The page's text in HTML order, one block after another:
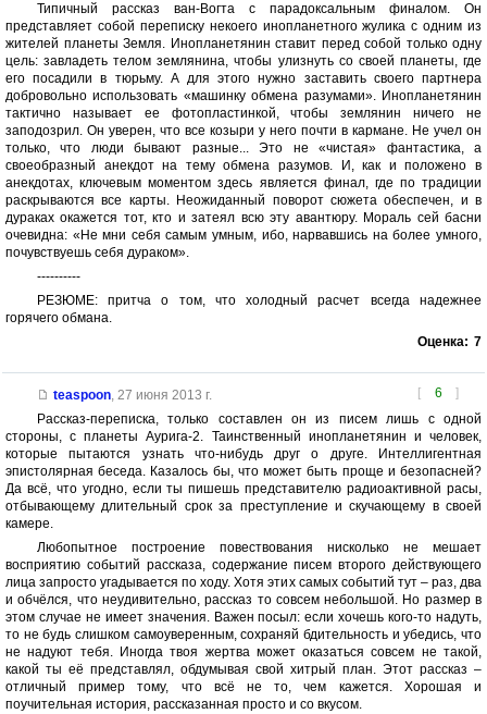
Типичный рассказ ван-Вогта с парадоксальным финалом. Он
представляет собой переписку некоего инопланетного жулика с одним из
жителей планеты Земля. Инопланетянин ставит перед собой только одну
цель: завладеть телом землянина, чтобы улизнуть со своей планеты, где
его посадили в тюрьму. А для этого нужно заставить своего партнера
добровольно использовать «машинку обмена разумами». Инопланетянин
тактично называет ее фотопластинкой, чтобы землянин ничего не
заподозрил. Он уверен, что все козыри у него почти в кармане. Не учел он
только, что люди бывают разные... Это не «чистая» фантастика, а
своеобразный анекдот на тему обмена разумов. И, как и положено в
анекдотах, ключевым моментом здесь является финал, где по традиции
раскрываются все карты. Неожиданный поворот сюжета обеспечен, и в
дураках окажется тот, кто и затеял всю эту авантюру. Мораль сей басни
очевидна: «Не мни себя самым умным, ибо, нарвавшись на более умного,
почувствуешь себя дураком».
----------
РЕЗЮМЕ: притча о том, что холодный расчет всегда надежнее
горячего обмана.
Оценка: 7
[ 6 ]
teaspoon, 27 июня 2013 г.
Рассказ-переписка, только составлен он из писем лишь с одной
стороны, с планеты Аурига-2. Таинственный инопланетянин и человек,
которые пытаются узнать что-нибудь друг о друге. Интеллигентная
эпистолярная беседа. Казалось бы, что может быть проще и безопасней?
Да всё, что угодно, если ты пишешь представителю радиоактивной расы,
отбывающему длительный срок за преступление и скучающему в своей
камере.
Любопытное построение повествования нисколько не мешает
восприятию событий рассказа, содержание писем второго действующего
лица запросто угадывается по ходу. Хотя этих самых событий тут – раз, два
и обчёлся, что неудивительно, рассказ то совсем небольшой. Но размер в
этом случае не имеет значения. Важен посыл: если хочешь кого-то надуть,
то не будь слишком самоуверенным, сохраняй бдительность и убедись, что
не надуют тебя. Иногда твоя жертва может оказаться совсем не такой,
какой ты её представлял, обдумывая свой хитрый план. Этот рассказ –
отличный пример тому, что всё не то, чем кажется. Хорошая и
поучительная история, рассказанная просто и со вкусом.